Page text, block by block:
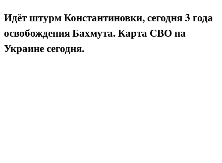
Идёт штурм Константиновки, сегодня 3 года
освобождения Бахмута. Карта СВО на
Украине сегодня.